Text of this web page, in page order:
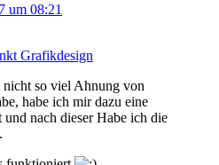
um 08:21
Grafikdesign
so viel Ahnung von
habe ich mir dazu eine
nach dieser Habe ich die